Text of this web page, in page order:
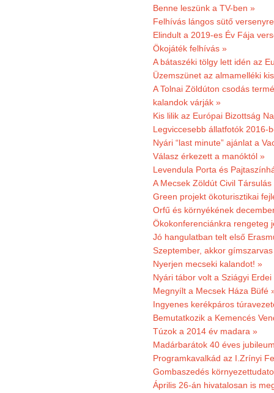
Benne leszünk a TV-ben »
Felhívás lángos sütő
Elindult a 2019-es Év Fája
Ökojáték felhívás »
A bátaszéki tölgy lett idén az
Üzemszünet az almamelléki
A Tolnai Zöldúton csodás
kalandok várják »
Kis lilik az Európai Bizottság
Legviccesebb állatfotók 2016-
Nyári “last minute” ajánlat a
Válasz érkezett a manóktól »
Levendula Porta és
A Mecsek Zöldút Civil
Green projekt ökoturisztikai
Orfű és környékének
Ökokonferenciánkra rengeteg
Jó hangulatban telt első
Szeptember, akkor
Nyerjen mecseki kalandot! »
Nyári tábor volt a Sziágyi
Megnyílt a Mecsek Háza Büfé
Ingyenes kerékpáros
Bemutatkozik a Kemencés
Túzok a 2014 év madara »
Madárbarátok 40 éves
Programkavalkád az I.Zrínyi
Gombaszedés
Április 26-án hivatalosan is